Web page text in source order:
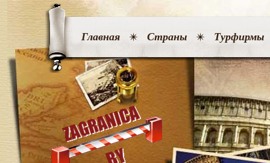
Главная Страны Турфирмы